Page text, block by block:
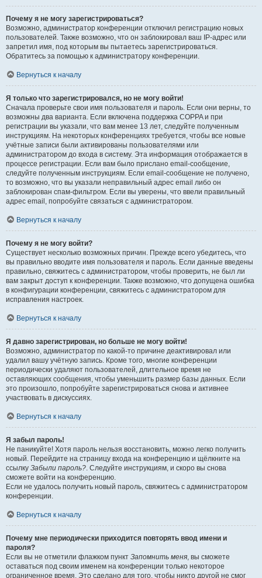
Почему я не могу зарегистрироваться?
Возможно, администратор конференции отключил регистрацию новых
пользователей. Также возможно, что он заблокировал ваш IP-адрес или
запретил имя, под которым вы пытаетесь зарегистрироваться.
Обратитесь за помощью к администратору конференции.
Вернуться к началу
Я только что зарегистрировался, но не могу войти!
Сначала проверьте свои имя пользователя и пароль. Если они верны, то
возможны два варианта. Если включена поддержка COPPA и при
регистрации вы указали, что вам менее 13 лет, следуйте полученным
инструкциям. На некоторых конференциях требуется, чтобы все новые
учётные записи были активированы пользователями или
администратором до входа в систему. Эта информация отображается в
процессе регистрации. Если вам было прислано email-сообщение,
следуйте полученным инструкциям. Если email-сообщение не получено,
то возможно, что вы указали неправильный адрес email либо он
заблокирован спам-фильтром. Если вы уверены, что ввели правильный
адрес email, попробуйте связаться с администратором.
Вернуться к началу
Почему я не могу войти?
Существует несколько возможных причин. Прежде всего убедитесь, что
вы правильно вводите имя пользователя и пароль. Если данные введены
правильно, свяжитесь с администратором, чтобы проверить, не был ли
вам закрыт доступ к конференции. Также возможно, что допущена ошибка
в конфигурации конференции, свяжитесь с администратором для
исправления настроек.
Вернуться к началу
Я давно зарегистрирован, но больше не могу войти!
Возможно, администратор по какой-то причине деактивировал или
удалил вашу учётную запись. Кроме того, многие конференции
периодически удаляют пользователей, длительное время не
оставляющих сообщения, чтобы уменьшить размер базы данных. Если
это произошло, попробуйте зарегистрироваться снова и активнее
участвовать в дискуссиях.
Вернуться к началу
Я забыл пароль!
Не паникуйте! Хотя пароль нельзя восстановить, можно легко получить
новый. Перейдите на страницу входа на конференцию и щёлкните на
ссылку Забыли пароль?. Следуйте инструкциям, и скоро вы снова
сможете войти на конференцию.
Если не удалось получить новый пароль, свяжитесь с администратором
конференции.
Вернуться к началу
Почему мне периодически приходится повторять ввод имени и
пароля?
Если вы не отметили флажком пункт Запомнить меня, вы сможете
оставаться под своим именем на конференции только некоторое
ограниченное время. Это сделано для того, чтобы никто другой не смог